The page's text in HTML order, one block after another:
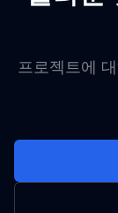
프로젝트에